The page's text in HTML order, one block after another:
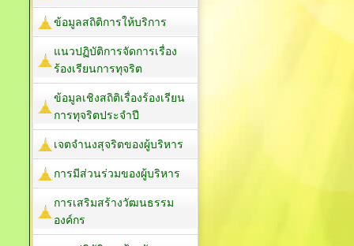
ข้อมูลสถิติการให้บริการ
แนวปฏิบัติการจัดการเรื่อง
ร้องเรียนการทุจริต
ข้อมูลเชิงสถิติเรื่องร้องเรียน
การทุจริตประจำปี
เจตจำนงสุจริตของผู้บริหาร
การมีส่วนร่วมของผู้บริหาร
การเสริมสร้างวัฒนธรรม
องค์กร